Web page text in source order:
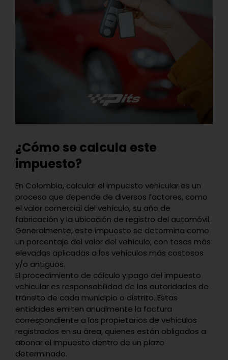
¿Cómo se calcula este
impuesto?
En Colombia, calcular el impuesto vehicular es un
proceso que depende de diversos factores, como
el valor comercial del vehículo, su año de
fabricación y la ubicación de registro del automóvil.
Generalmente, este impuesto se determina como
un porcentaje del valor del vehículo, con tasas más
elevadas aplicadas a los vehículos más costosos
y/o antiguos.
El procedimiento de cálculo y pago del impuesto
vehicular es responsabilidad de las autoridades de
tránsito de cada municipio o distrito. Estas
entidades emiten anualmente la factura
correspondiente a los propietarios de vehículos
registrados en su área, quienes están obligados a
abonar el impuesto dentro de un plazo
determinado.